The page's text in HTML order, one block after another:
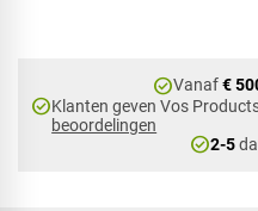
check_circleVanaf€
check_circleKlanten geven Vos
beoordelingen
check_circle2-5